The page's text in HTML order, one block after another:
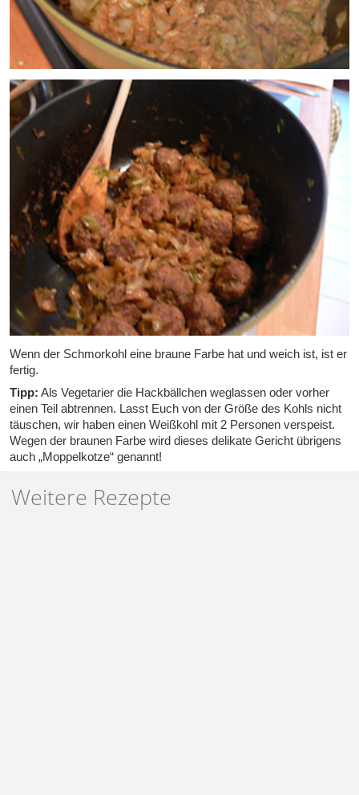
Wenn der Schmorkohl eine braune Farbe hat und weich ist, ist er
fertig.
Tipp: Als Vegetarier die Hackbällchen weglassen oder vorher
einen Teil abtrennen. Lasst Euch von der Größe des Kohls nicht
täuschen, wir haben einen Weißkohl mit 2 Personen verspeist.
Wegen der braunen Farbe wird dieses delikate Gericht übrigens
auch „Moppelkotze“ genannt!
Weitere Rezepte